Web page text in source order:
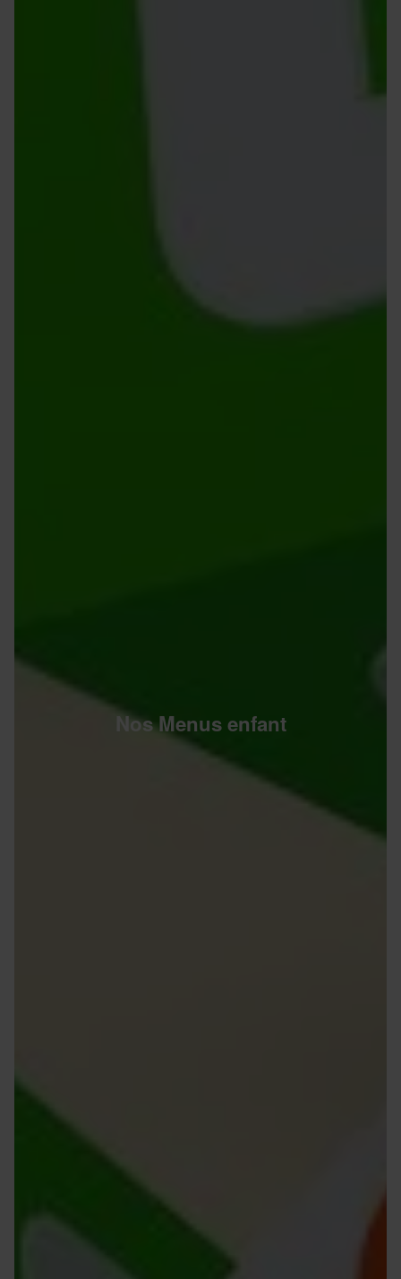
Nos Menus enfant